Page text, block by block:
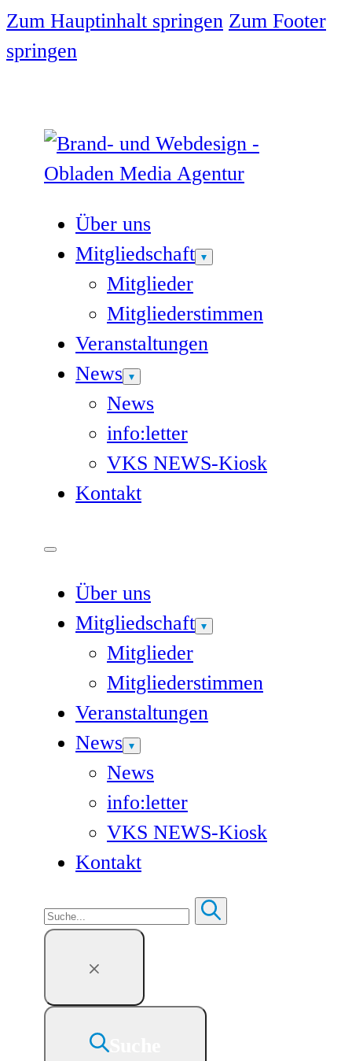
Zum Hauptinhalt springen Zum Footer
springen
Über uns
Mitgliedschaft
Mitglieder
Mitgliederstimmen
Veranstaltungen
News
News
info:letter
VKS NEWS-Kiosk
Kontakt
Über uns
Mitgliedschaft
Mitglieder
Mitgliederstimmen
Veranstaltungen
News
News
info:letter
VKS NEWS-Kiosk
Kontakt
Suchen